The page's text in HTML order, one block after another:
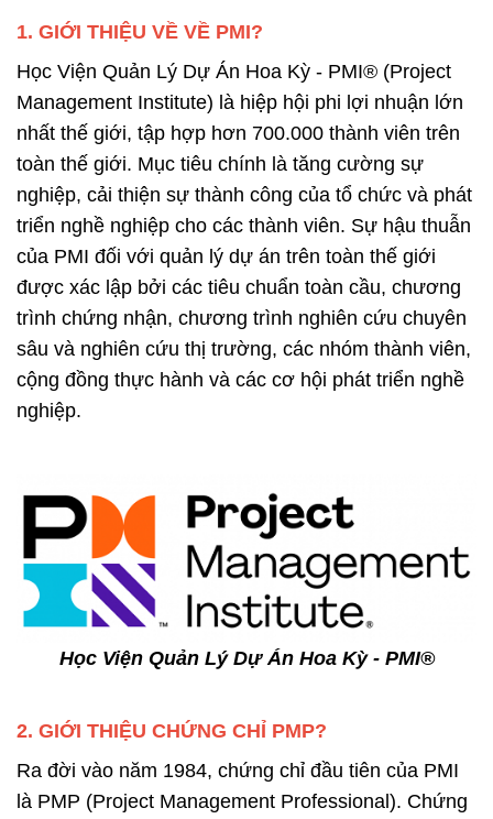
1. GIỚI THIỆU VỀ VỀ PMI?
Học Viện Quản Lý Dự Án Hoa Kỳ - PMI® (Project
Management Institute) là hiệp hội phi lợi nhuận lớn
nhất thế giới, tập hợp hơn 700.000 thành viên trên
toàn thế giới. Mục tiêu chính là tăng cường sự
nghiệp, cải thiện sự thành công của tổ chức và phát
triển nghề nghiệp cho các thành viên. Sự hậu thuẫn
của PMI đối với quản lý dự án trên toàn thế giới
được xác lập bởi các tiêu chuẩn toàn cầu, chương
trình chứng nhận, chương trình nghiên cứu chuyên
sâu và nghiên cứu thị trường, các nhóm thành viên,
cộng đồng thực hành và các cơ hội phát triển nghề
nghiệp.
Học Viện Quản Lý Dự Án Hoa Kỳ - PMI®
2. GIỚI THIỆU CHỨNG CHỈ PMP?
Ra đời vào năm 1984, chứng chỉ đầu tiên của PMI
là PMP (Project Management Professional). Chứng